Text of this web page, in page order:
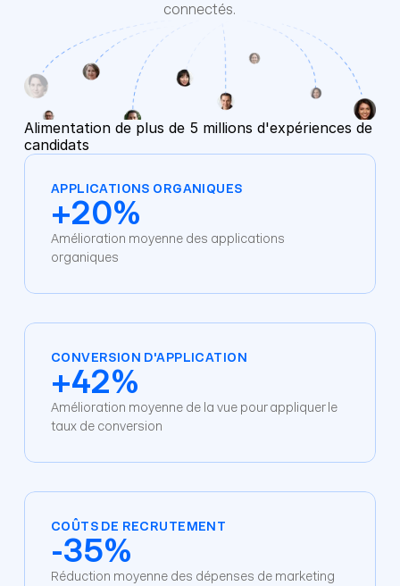
connectés.
Alimentation de plus de 5 millions d'expériences de
candidats
APPLICATIONS ORGANIQUES
+20%
Amélioration moyenne des applications
organiques
CONVERSION D'APPLICATION
+42%
Amélioration moyenne de la vue pour appliquer le
taux de conversion
COÛTS DE RECRUTEMENT
-35%
Réduction moyenne des dépenses de marketing